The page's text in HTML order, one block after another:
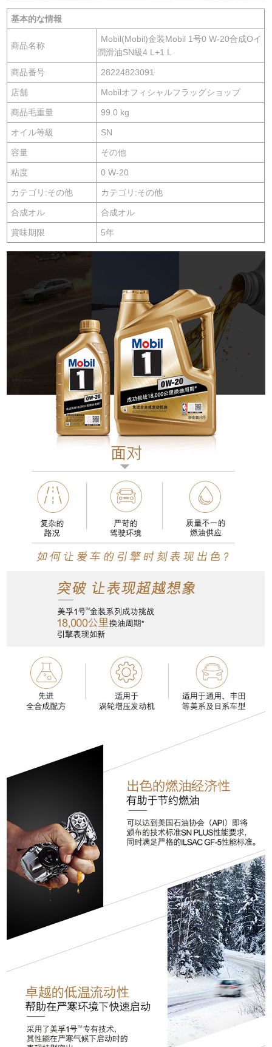
基本的な情報
商品名称
Mobil(Mobil)金装Mobil 1号0 W-20合成Oイ
潤滑油SN級4 L+1 L
商品番号 28224823091
店舗 Mobilオフィシャルフラッグショップ
商品毛重量 99.0 kg
オイル等級 SN
容量 その他
粘度 0 W-20
カテゴリ:その他 カテゴリ:その他
合成オル 合成オル
賞味期限 5年